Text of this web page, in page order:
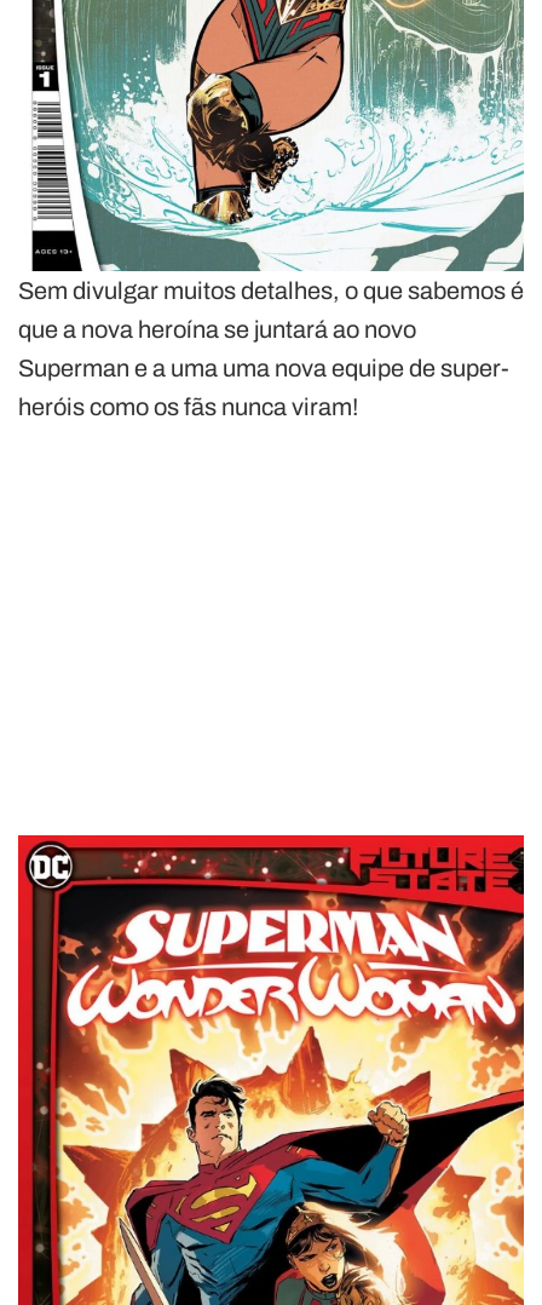
Sem divulgar muitos detalhes, o que sabemos é
que a nova heroína se juntará ao novo
Superman e a uma uma nova equipe de super-
heróis como os fãs nunca viram!